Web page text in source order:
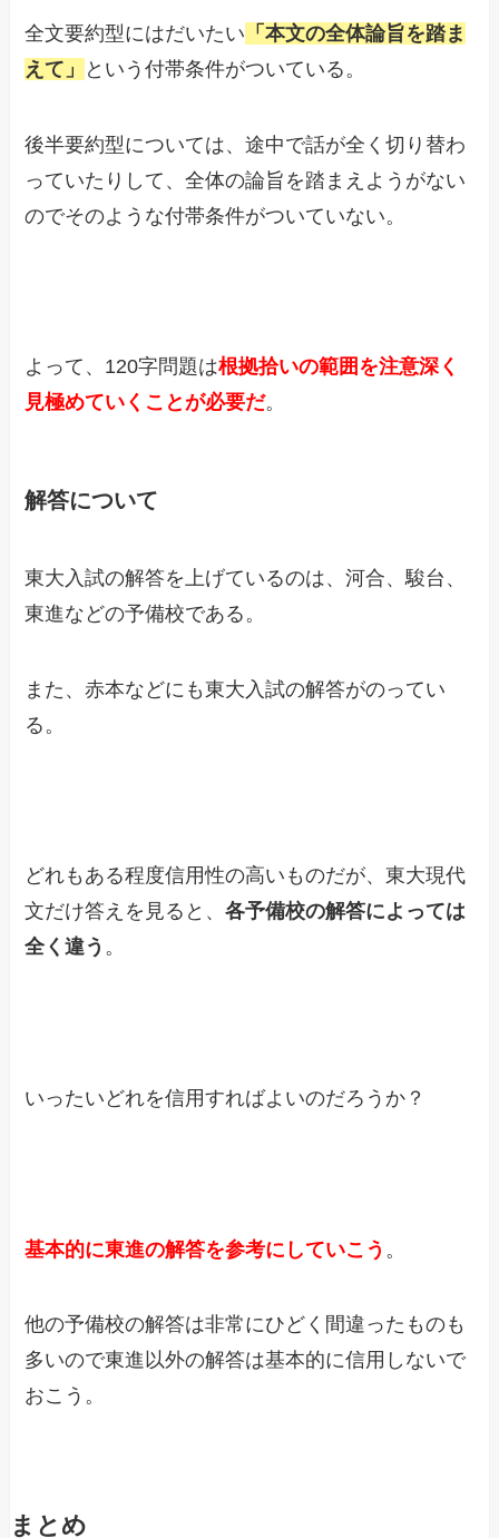
全文要約型にはだいたい 「本文の全体論旨を踏ま
えて」
という付帯条件がついている。
後半要約型については、途中で話が全く切り替わ
っていたりして、全体の論旨を踏まえようがない
のでそのような付帯条件がついていない。
よって、120字問題は根拠拾いの範囲を注意深く
見極めていくことが必要だ。
解答について
東大入試の解答を上げているのは、河合、駿台、
東進などの予備校である。
また、赤本などにも東大入試の解答がのってい
る。
どれもある程度信用性の高いものだが、東大現代
文だけ答えを見ると、各予備校の解答によっては
全く違う 。
いったいどれを信用すればよいのだろうか？
基本的に東進の解答を参考にしていこう 。
他の予備校の解答は非常にひどく間違ったものも
多いので東進以外の解答は基本的に信用しないで
おこう。
まとめ